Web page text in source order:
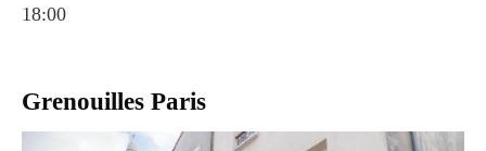
18:00
Grenouilles Paris